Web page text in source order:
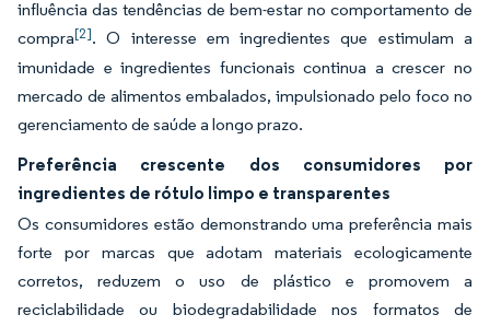
influência das tendências de bem-estar no comportamento de
compra[2]. O interesse em ingredientes que estimulam a
imunidade e ingredientes funcionais continua a crescer no
mercado de alimentos embalados, impulsionado pelo foco no
gerenciamento de saúde a longo prazo.
Preferência crescente dos consumidores por
ingredientes de rótulo limpo e transparentes
Os consumidores estão demonstrando uma preferência mais
forte por marcas que adotam materiais ecologicamente
corretos, reduzem o uso de plástico e promovem a
reciclabilidade ou biodegradabilidade nos formatos de